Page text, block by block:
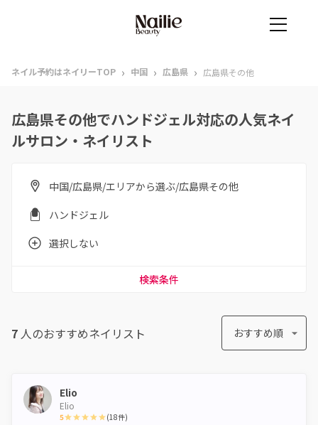
ネイル予約はネイリーTOP › 中国 › 広島県 › 広島県その他
広島県その他でハンドジェル対応の人気ネイ
ルサロン・ネイリスト
中国/広島県/エリアから選ぶ/広島県その他
ハンドジェル
選択しない
検索条件
7 人のおすすめネイリスト おすすめ順
Elio
Elio
5 (18件)